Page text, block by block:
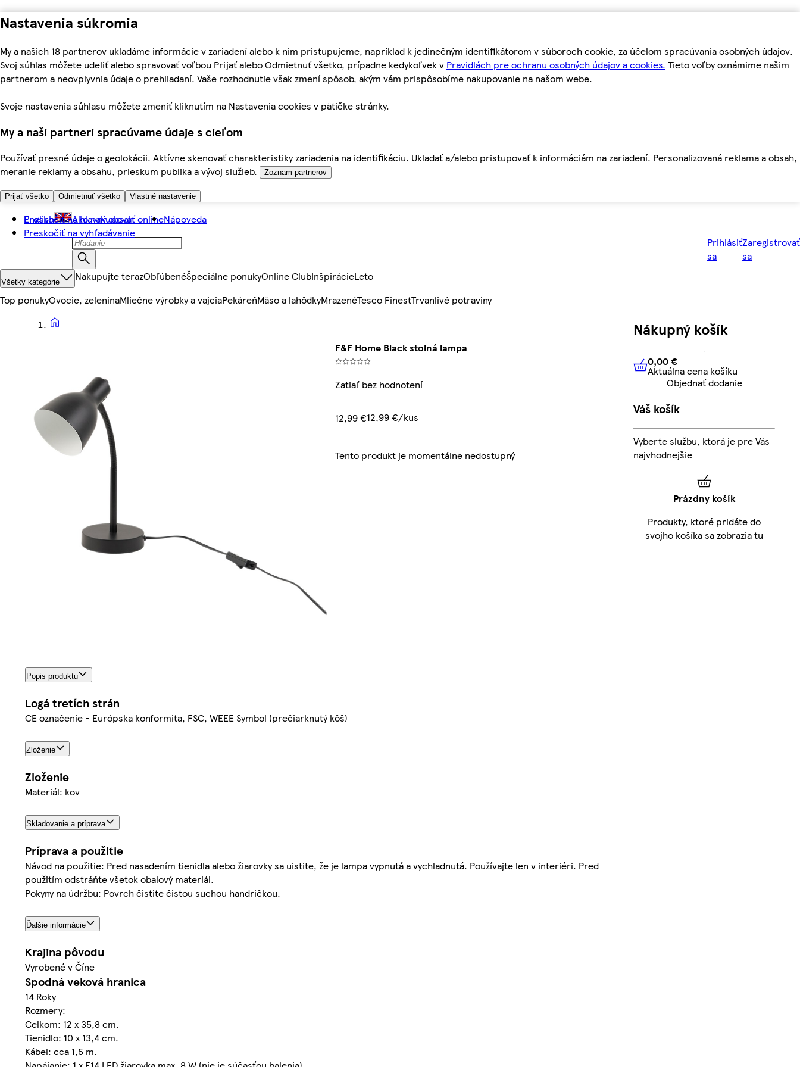
Nastavenia súkromia
My a našich 18 partnerov ukladáme informácie v zariadení alebo k nim pristupujeme, napríklad k jedinečným identifikátorom v súboroch cookie, za účelom spracúvania osobných údajov.
Svoj súhlas môžete udeliť alebo spravovať voľbou Prijať alebo Odmietnuť všetko, prípadne kedykoľvek v Pravidlách pre ochranu osobných údajov a cookies. Tieto voľby oznámime našim
partnerom a neovplyvnia údaje o prehliadaní. Vaše rozhodnutie však zmení spôsob, akým vám prispôsobíme nakupovanie na našom webe.
Svoje nastavenia súhlasu môžete zmeniť kliknutím na Nastavenia cookies v pätičke stránky.
My a naši partneri spracúvame údaje s cieľom
Používať presné údaje o geolokácii. Aktívne skenovať charakteristiky zariadenia na identifikáciu. Ukladať a/alebo pristupovať k informáciám na zariadení. Personalizovaná reklama a obsah,
meranie reklamy a obsahu, prieskum publika a vývoj služieb.
Zoznam partnerov
Prijať všetko Odmietnuť všetko Vlastné nastavenie
Preskočiť na hlavný obsah
Preskočiť na vyhľadávanie
English Ako nakupovať onlineNápoveda
Prihlásiť
sa
Zaregistrovať
sa
Všetky kategórie Nakupujte terazObľúbenéŠpeciálne ponukyOnline ClubInšpirácieLeto
Top ponukyOvocie, zeleninaMliečne výrobky a vajciaPekáreňMäso a lahôdkyMrazenéTesco FinestTrvanlivé potraviny
F&F Home Black stolná lampa
Zatiaľ bez hodnotení
12,99 €12,99 €/kus
Tento produkt je momentálne nedostupný
Popis produktu
Logá tretích strán
CE označenie - Európska konformita, FSC, WEEE Symbol (prečiarknutý kôš)
Zloženie
Zloženie
Materiál: kov
Skladovanie a príprava
Príprava a použitie
Návod na použitie: Pred nasadením tienidla alebo žiarovky sa uistite, že je lampa vypnutá a vychladnutá. Používajte len v interiéri. Pred
použitím odstráňte všetok obalový materiál.
Pokyny na údržbu: Povrch čistite čistou suchou handričkou.
Ďalšie informácie
Krajina pôvodu
Vyrobené v Číne
Spodná veková hranica
14 Roky
Rozmery:
Celkom: 12 x 35,8 cm.
Tienidlo: 10 x 13,4 cm.
Kábel: cca 1,5 m.
Nákupný košík
0,00 € Aktuálna cena košíku
0,00 €
Aktuálna cena košíku
Objednať dodanie
Váš košík
Vyberte službu, ktorá je pre Vás
najvhodnejšie
Prázdny košík
Produkty, ktoré pridáte do
svojho košíka sa zobrazia tu